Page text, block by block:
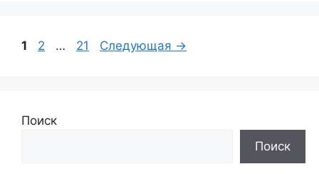
Страница
1 Страница
2 … Страница
21 Следующая →
Поиск
Поиск